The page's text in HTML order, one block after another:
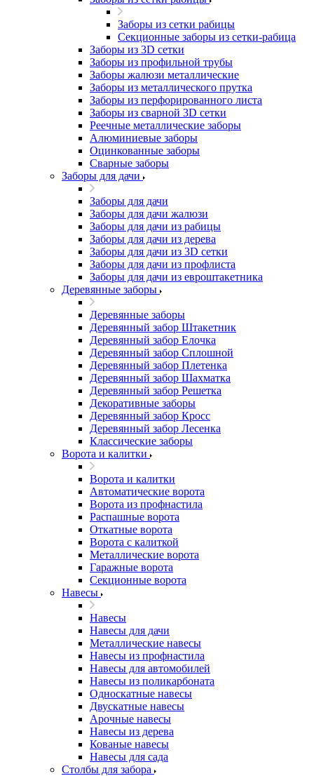
Заборы из сетки рабицы
Секционные заборы из сетки-рабица
Заборы из 3D сетки
Заборы из профильной трубы
Заборы жалюзи металлические
Заборы из металлического прутка
Заборы из перфорированного листа
Заборы из сварной 3D сетки
Реечные металлические заборы
Алюминиевые заборы
Оцинкованные заборы
Сварные заборы
Заборы для дачи
Заборы для дачи
Заборы для дачи жалюзи
Заборы для дачи из рабицы
Заборы для дачи из дерева
Заборы для дачи из 3D сетки
Заборы для дачи из профлиста
Заборы для дачи из евроштакетника
Деревянные заборы
Деревянные заборы
Деревянный забор Штакетник
Деревянный забор Елочка
Деревянный забор Сплошной
Деревянный забор Плетенка
Деревянный забор Шахматка
Деревянный забор Решетка
Декоративные заборы
Деревянный забор Кросс
Деревянный забор Лесенка
Классические заборы
Ворота и калитки
Ворота и калитки
Автоматические ворота
Ворота из профнастила
Распашные ворота
Откатные ворота
Ворота с калиткой
Металлические ворота
Гаражные ворота
Секционные ворота
Навесы
Навесы
Навесы для дачи
Металлические навесы
Навесы из профнастила
Навесы для автомобилей
Навесы из поликарбоната
Односкатные навесы
Двускатные навесы
Арочные навесы
Навесы из дерева
Кованые навесы
Навесы для сада
Столбы для забора